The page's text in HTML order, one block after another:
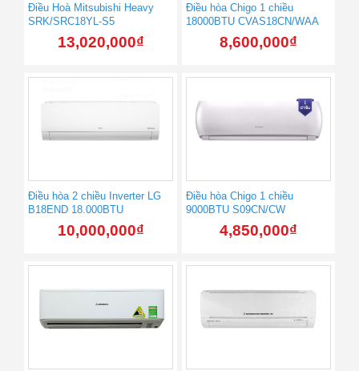
Điều Hoà Mitsubishi Heavy
SRK/SRC18YL-S5
13,020,000₫
Điều hòa Chigo 1 chiều
18000BTU CVAS18CN/WAA
8,600,000₫
Điều hòa 2 chiều Inverter LG
B18END 18.000BTU
10,000,000₫
Điều hòa Chigo 1 chiều
9000BTU S09CN/CW
4,850,000₫